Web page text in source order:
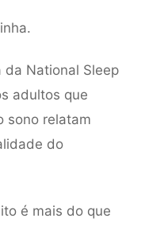
da National Sleep
adultos que
sono relatam
do
é mais do que